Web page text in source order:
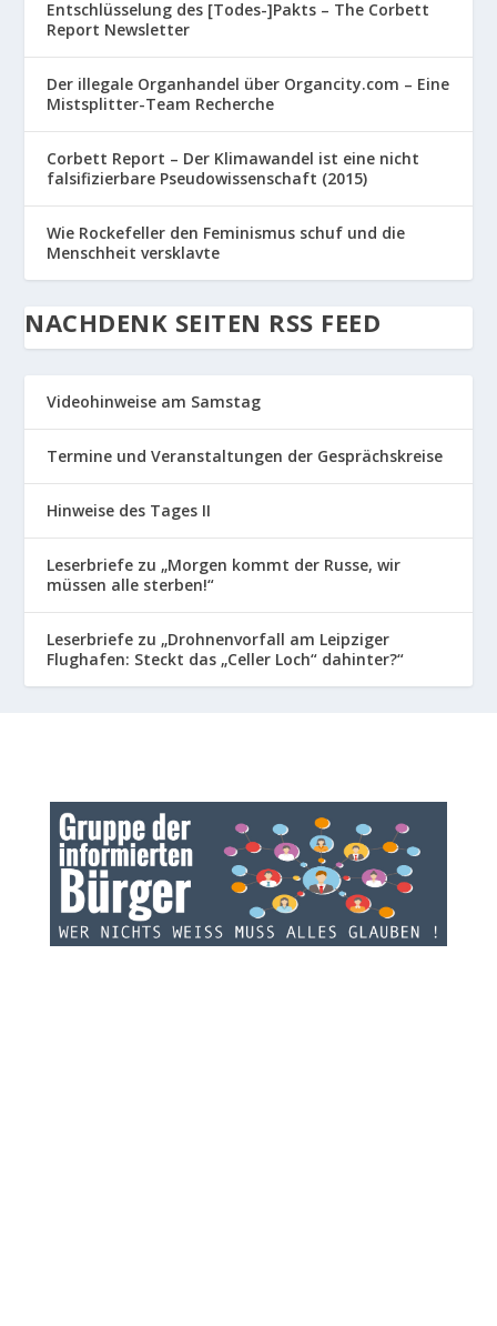
Entschlüsselung des [Todes-]Pakts – The Corbett
Report Newsletter
Der illegale Organhandel über Organcity.com – Eine
Mistsplitter-Team Recherche
Corbett Report – Der Klimawandel ist eine nicht
falsifizierbare Pseudowissenschaft (2015)
Wie Rockefeller den Feminismus schuf und die
Menschheit versklavte
NACHDENK SEITEN RSS FEED
Videohinweise am Samstag
Termine und Veranstaltungen der Gesprächskreise
Hinweise des Tages II
Leserbriefe zu „Morgen kommt der Russe, wir
müssen alle sterben!“
Leserbriefe zu „Drohnenvorfall am Leipziger
Flughafen: Steckt das „Celler Loch“ dahinter?“